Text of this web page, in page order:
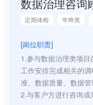
数据治理咨询
定期体检 年终奖
[岗位职责]
1.参与数据治理类项
工作安排完成相关的
准、数据质量、数据
2.与客户方进行咨询成